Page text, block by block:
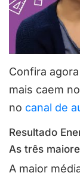
Confira
mais caem
no canal de
Resultado
As três
A maior